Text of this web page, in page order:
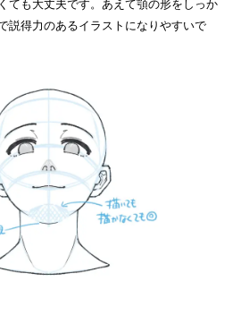
ても大丈夫です。あえて顎の形をしっか
説得力のあるイラストになりやすいで